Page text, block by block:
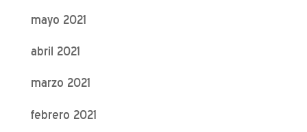
mayo 2021
abril 2021
marzo 2021
febrero 2021